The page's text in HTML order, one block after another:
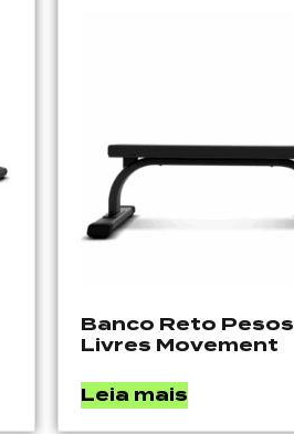
Banco Reto Pesos
Livres Movement
Leia mais